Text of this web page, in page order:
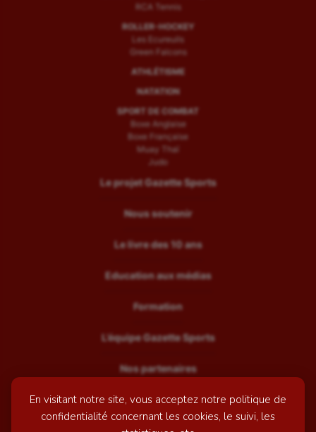
En visitant notre site, vous acceptez notre politique de
confidentialité concernant les cookies, le suivi, les
RCA Tennis
ROLLER-HOCKEY
Les Ecureuils
Green Falcons
ATHLÉTISME
NATATION
SPORT DE COMBAT
Boxe Anglaise
Boxe Française
Muay Thaï
Judo
Le projet Gazette Sports
Nous soutenir
Le livre des 10 ans
Education aux médias
Formation
L’équipe Gazette Sports
Nos partenaires
Recrutement